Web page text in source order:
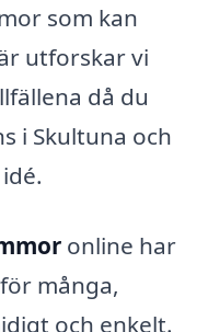
som kan
utforskar vi
då du
i Skultuna och
online har
många,
och enkelt.